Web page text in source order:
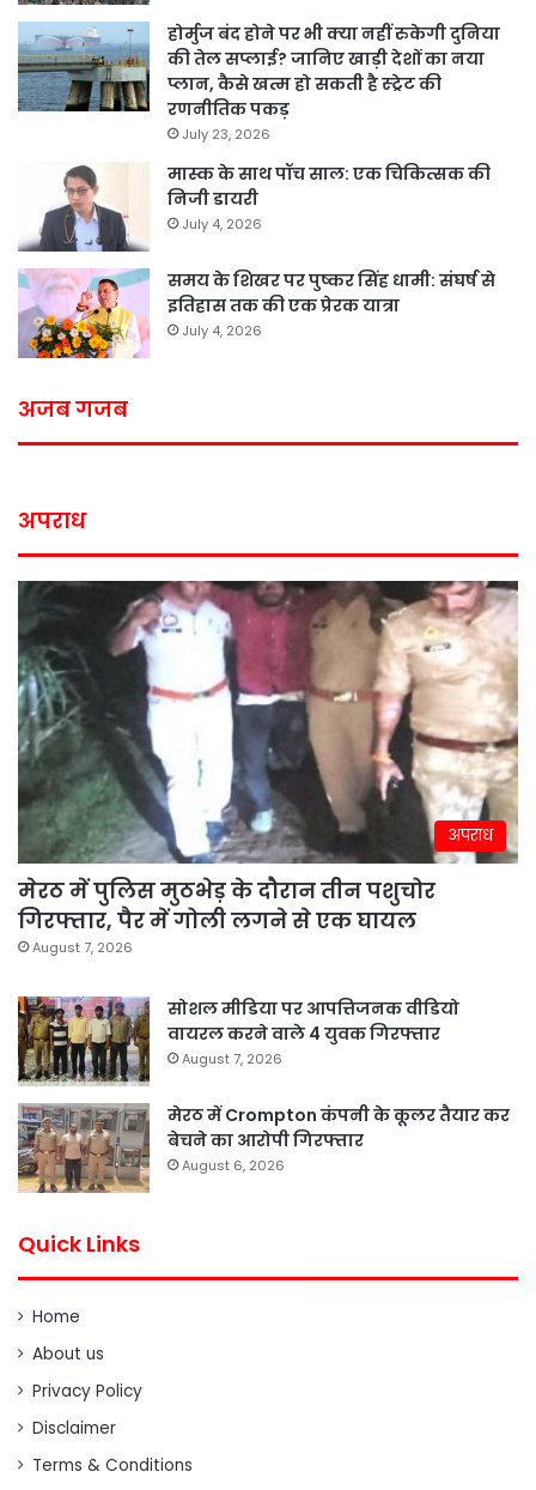
होर्मुज बंद होने पर भी क्या नहीं रुकेगी दुनिया
की तेल सप्लाई? जानिए खाड़ी देशों का नया
प्लान, कैसे खत्म हो सकती है स्ट्रेट की
रणनीतिक पकड़
July 23, 2026
मास्क के साथ पॉच साल: एक चिकित्सक की
निजी डायरी
July 4, 2026
समय के शिखर पर पुष्कर सिंह धामी: संघर्ष से
इतिहास तक की एक प्रेरक यात्रा
July 4, 2026
अजब गजब
अपराध
अपराध
मेरठ में पुलिस मुठभेड़ के दौरान तीन पशुचोर
गिरफ्तार, पैर में गोली लगने से एक घायल
August 7, 2026
सोशल मीडिया पर आपत्तिजनक वीडियो
वायरल करने वाले 4 युवक गिरफ्तार
August 7, 2026
मेरठ में Crompton कंपनी के कूलर तैयार कर
बेचने का आरोपी गिरफ्तार
August 6, 2026
Quick Links
Home
About us
Privacy Policy
Disclaimer
Terms & Conditions